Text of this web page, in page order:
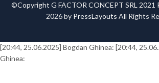
©Copyright G FACTOR CONCEPT SRL
2026 by PressLayouts All Rights
[20:44, 25.06.2025] Bogdan Ghinea: [20:44,
Ghinea: